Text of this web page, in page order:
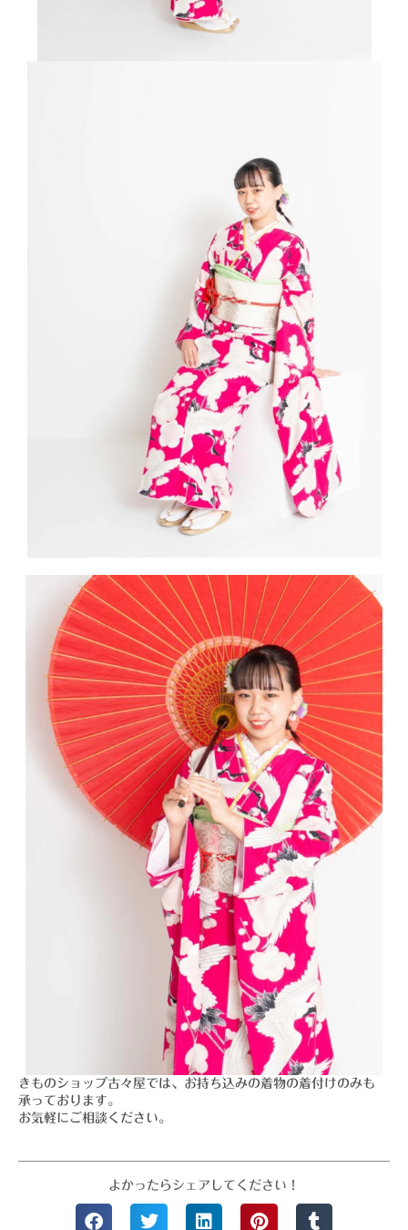
きものショップ古々屋では、お持ち込みの着物の着付けのみも
承っております。
お気軽にご相談ください。
よかったらシェアしてください！